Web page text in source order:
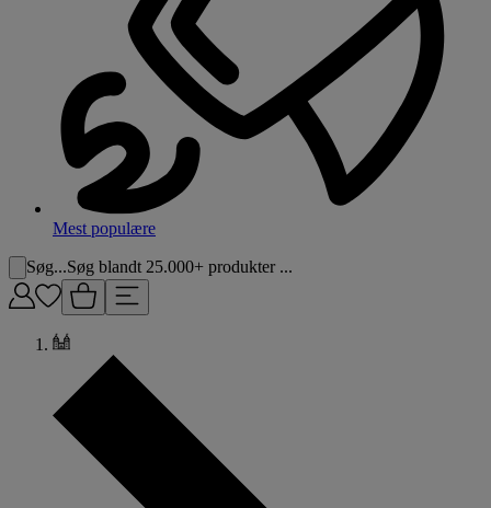
Mest populære
Søg...Søg blandt 25.000+ produkter ...